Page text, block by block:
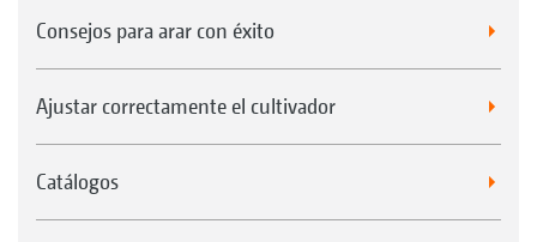
Consejos para arar con éxito
Ajustar correctamente el cultivador
Catálogos